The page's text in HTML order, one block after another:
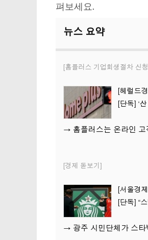
펴보세요.